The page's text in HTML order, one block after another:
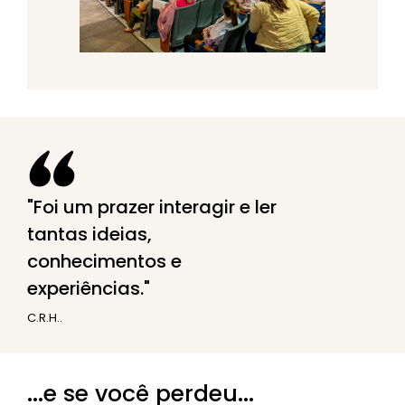
Foi um prazer interagir e ler
tantas ideias,
conhecimentos e
experiências.
C.R.H..
...e se você perdeu...